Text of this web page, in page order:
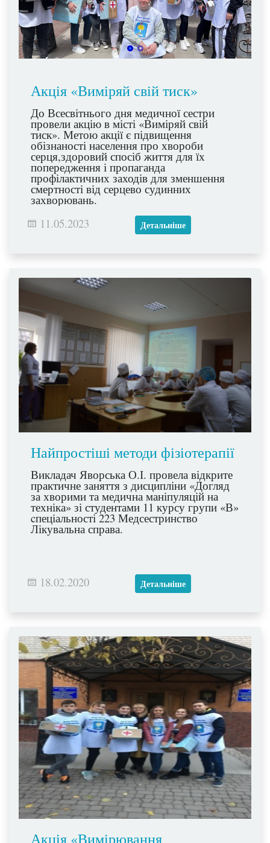
Акція «Виміряй свій тиск»
До Всесвітнього дня медичної сестри
провели акцію в місті «Виміряй свій
тиск». Метою акції є підвищення
обізнаності населення про хвороби
серця,здоровий спосіб життя для їх
попередження і пропаганда
профілактичних заходів для зменшення
смертності від серцево судинних
захворювань.
11.05.2023
Детальніше
Найпростіші методи фізіотерапії
Викладач Яворська О.І. провела відкрите
практичне заняття з дисципліни «Догляд
за хворими та медична маніпуляцій на
техніка» зі студентами 11 курсу групи «В»
cпеціальності 223 Медсестринство
Лікувальна справа.
18.02.2020 Детальніше
Акція «Вимірювання